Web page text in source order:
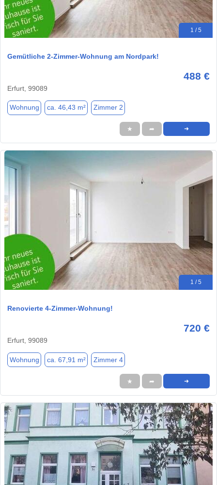
1 / 5
Gemütliche 2-Zimmer-Wohnung am Nordpark!
488 €
Erfurt, 99089
Wohnung ca. 46,43 m² Zimmer 2
★ ➦ ➜
1 / 5
Renovierte 4-Zimmer-Wohnung!
720 €
Erfurt, 99089
Wohnung ca. 67,91 m² Zimmer 4
★ ➦ ➜